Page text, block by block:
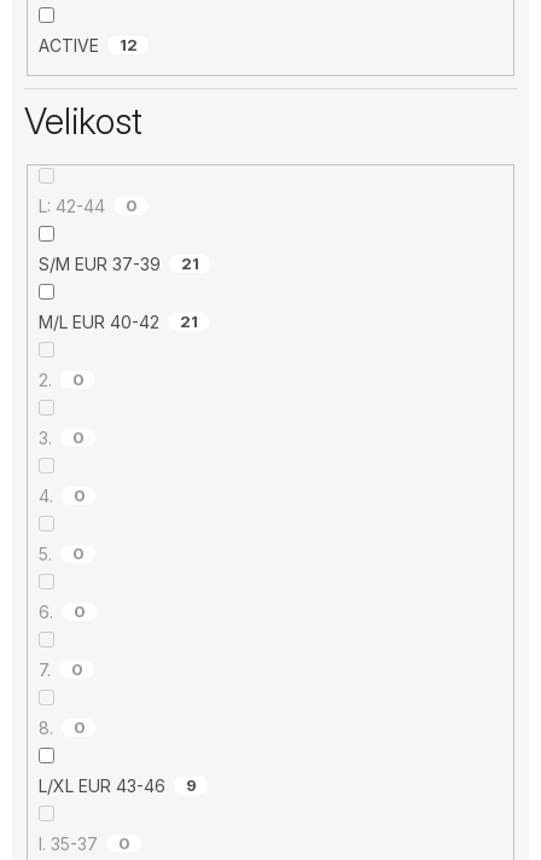
ACTIVE 12
Velikost
L: 42-44 0
S/M EUR 37-39 21
M/L EUR 40-42 21
2. 0
3. 0
4. 0
5. 0
6. 0
7. 0
8. 0
L/XL EUR 43-46 9
I. 35-37 0